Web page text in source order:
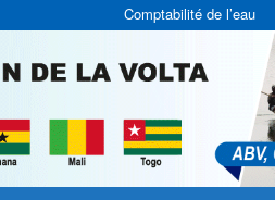
Comptabilité de l’eau